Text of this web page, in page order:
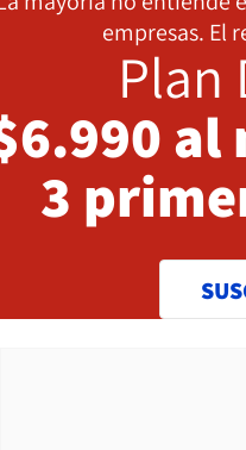
empresas. El
Plan
al
3